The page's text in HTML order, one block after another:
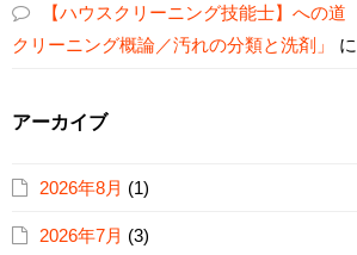
【ハウスクリーニング技能士】への
クリーニング概論／汚れの分類と洗剤」
に
アーカイブ
2026年8月 (1)
2026年7月 (3)